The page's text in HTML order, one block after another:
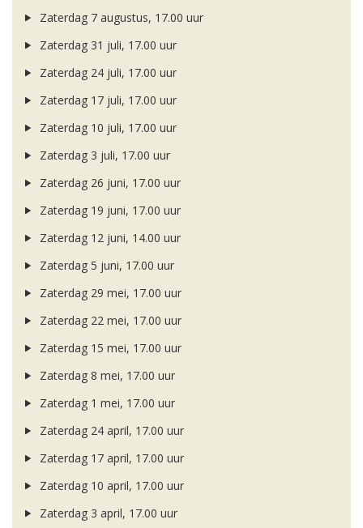
Zaterdag 7 augustus, 17.00 uur
Zaterdag 31 juli, 17.00 uur
Zaterdag 24 juli, 17.00 uur
Zaterdag 17 juli, 17.00 uur
Zaterdag 10 juli, 17.00 uur
Zaterdag 3 juli, 17.00 uur
Zaterdag 26 juni, 17.00 uur
Zaterdag 19 juni, 17.00 uur
Zaterdag 12 juni, 14.00 uur
Zaterdag 5 juni, 17.00 uur
Zaterdag 29 mei, 17.00 uur
Zaterdag 22 mei, 17.00 uur
Zaterdag 15 mei, 17.00 uur
Zaterdag 8 mei, 17.00 uur
Zaterdag 1 mei, 17.00 uur
Zaterdag 24 april, 17.00 uur
Zaterdag 17 april, 17.00 uur
Zaterdag 10 april, 17.00 uur
Zaterdag 3 april, 17.00 uur